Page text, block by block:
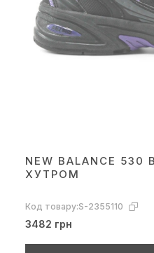
NEW BALANCE 530
ХУТРОМ
Код товару:S-2355110
3482 грн